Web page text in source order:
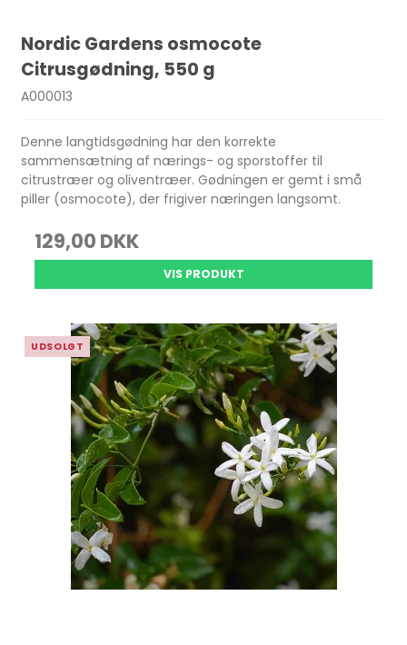
Nordic Gardens osmocote
Citrusgødning, 550 g
A000013
Denne langtidsgødning har den korrekte
sammensætning af nærings- og sporstoffer til
citrustræer og oliventræer. Gødningen er gemt i små
piller (osmocote), der frigiver næringen langsomt.
129,00 DKK
VIS PRODUKT
UDSOLGT